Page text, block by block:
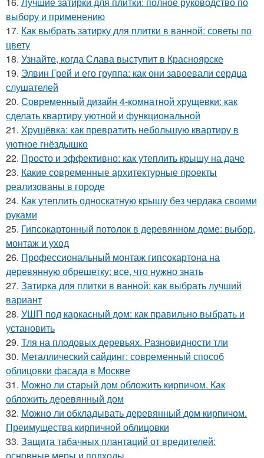
выбору и применению
17. Как выбрать затирку для плитки в ванной: советы по
цвету
18. Узнайте, когда Слава выступит в Красноярске
19. Элвин Грей и его группа: как они завоевали сердца
слушателей
20. Современный дизайн 4-комнатной хрущевки: как
сделать квартиру уютной и функциональной
21. Хрущёвка: как превратить небольшую квартиру в
уютное гнёздышко
22. Просто и эффективно: как утеплить крышу на даче
23. Какие современные архитектурные проекты
реализованы в городе
24. Как утеплить односкатную крышу без чердака своими
руками
25. Гипсокартонный потолок в деревянном доме: выбор,
монтаж и уход
26. Профессиональный монтаж гипсокартона на
деревянную обрешетку: все, что нужно знать
27. Затирка для плитки в ванной: как выбрать лучший
вариант
28. УШП под каркасный дом: как правильно выбрать и
установить
29. Тля на плодовых деревьях. Разновидности тли
30. Металлический сайдинг: современный способ
облицовки фасада в Москве
31. Можно ли старый дом обложить кирпичом. Как
обложить деревянный дом
32. Можно ли обкладывать деревянный дом кирпичом.
Преимущества кирпичной облицовки
33. Защита табачных плантаций от вредителей: